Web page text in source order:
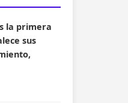
la primera
sus